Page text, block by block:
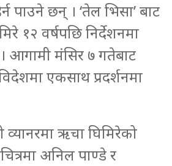
पाउने छन् । ‘तेल भिसा’ बाट
१२ वर्षपछि निर्देशनमा
आगामी मंसिर ७ गतेबाट
एकसाथ प्रदर्शनमा
ऋचा घिमिरेको
अनिल पाण्डे र